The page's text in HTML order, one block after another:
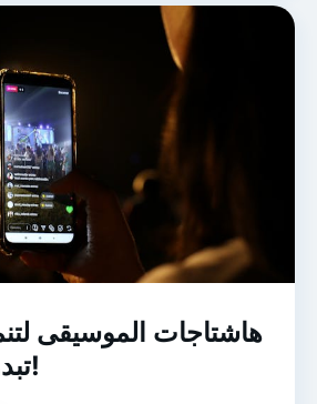
هاشتاجات الموسيقى
تبدو خطة رائعة!